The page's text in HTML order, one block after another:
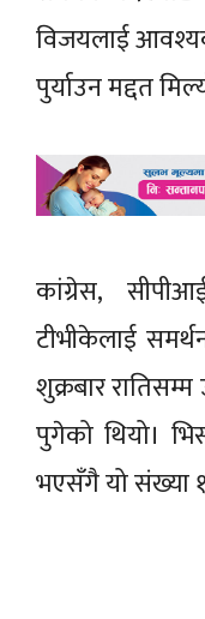
विजयलाई
पुर्याउन मद्दत
कांग्रेस,
टीभीकेलाई
शुक्रबार
पुगेको थियो।
भएसँगै यो संख्या